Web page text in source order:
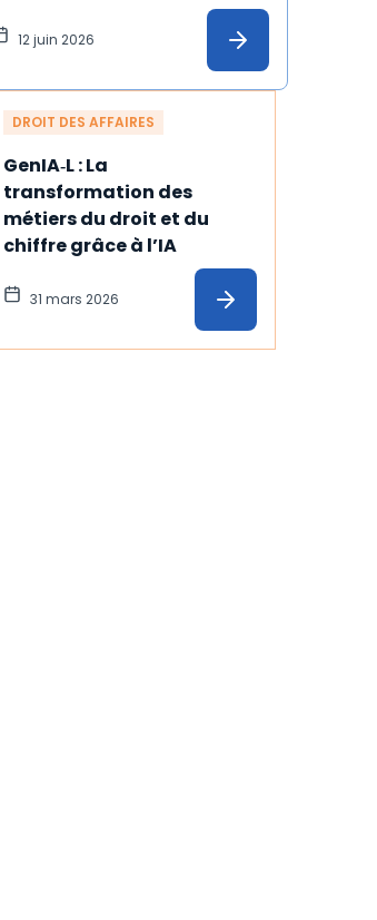
à la personne
12 juin 2026
DROIT DES AFFAIRES
GenIA‑L : La
transformation des
métiers du droit et du
chiffre grâce à l’IA
31 mars 2026